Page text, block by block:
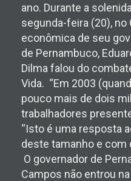
ano. Durante a
segunda-feira (20),
econômica de seu
de Pernambuco,
Dilma falou do
Vida. “Em 2003
pouco mais de dois
trabalhadores
“Isto é uma resposta
deste tamanho e com
O governador de
Campos não entrou